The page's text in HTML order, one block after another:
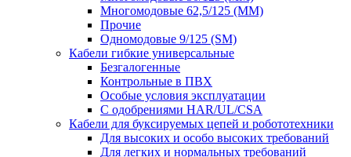
Многомодовые 62,5/125 (ММ)
Прочие
Одномодовые 9/125 (SM)
Кабели гибкие универсальные
Безгалогенные
Контрольные в ПВХ
Особые условия эксплуатации
С одобрениями HAR/UL/CSA
Кабели для буксируемых цепей и робототехники
Для высоких и особо высоких требований
Для легких и нормальных требований